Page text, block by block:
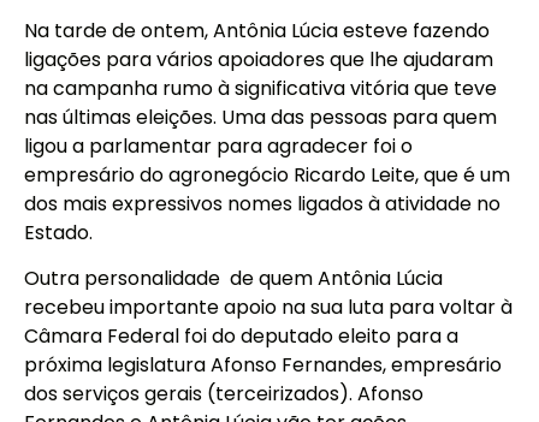
Na tarde de ontem, Antônia Lúcia esteve fazendo
ligações para vários apoiadores que lhe ajudaram
na campanha rumo à significativa vitória que teve
nas últimas eleições. Uma das pessoas para quem
ligou a parlamentar para agradecer foi o
empresário do agronegócio Ricardo Leite, que é um
dos mais expressivos nomes ligados à atividade no
Estado.
Outra personalidade de quem Antônia Lúcia
recebeu importante apoio na sua luta para voltar à
Câmara Federal foi do deputado eleito para a
próxima legislatura Afonso Fernandes, empresário
dos serviços gerais (terceirizados). Afonso